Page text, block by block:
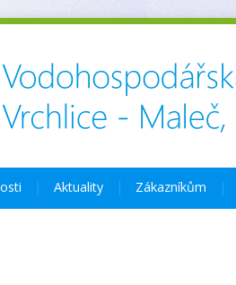
Aktuality Zákazníkům